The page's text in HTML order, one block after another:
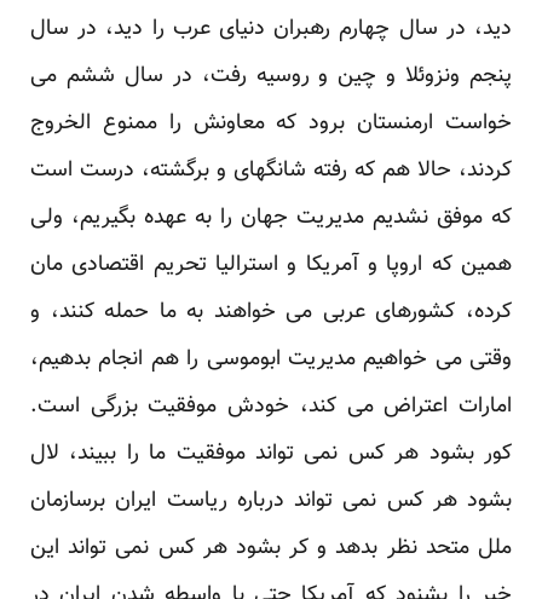
دید، در سال چهارم رهبران دنیای عرب را دید، در سال
پنجم ونزوئلا و چین و روسیه رفت، در سال ششم می
خواست ارمنستان برود که معاونش را ممنوع الخروج
کردند، حالا هم که رفته شانگهای و برگشته، درست است
که موفق نشدیم مدیریت جهان را به عهده بگیریم، ولی
همین که اروپا و آمریکا و استرالیا تحریم اقتصادی مان
کرده، کشورهای عربی می خواهند به ما حمله کنند، و
وقتی می خواهیم مدیریت ابوموسی را هم انجام بدهیم،
امارات اعتراض می کند، خودش موفقیت بزرگی است.
کور بشود هر کس نمی تواند موفقیت ما را ببیند، لال
بشود هر کس نمی تواند درباره ریاست ایران برسازمان
ملل متحد نظر بدهد و کر بشود هر کس نمی تواند این